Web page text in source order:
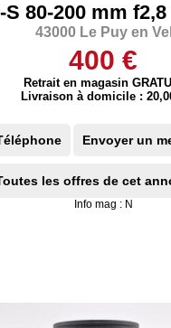
80-200 mm
43000 Le Puy en
400 €
Retrait en magasin
Livraison à domicile :
Envoyer un
les offres de cet
Info mag : N